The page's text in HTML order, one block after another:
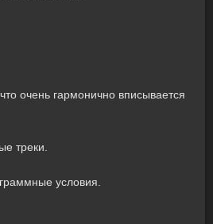
очень гармонично вписывается
треки.
условия.